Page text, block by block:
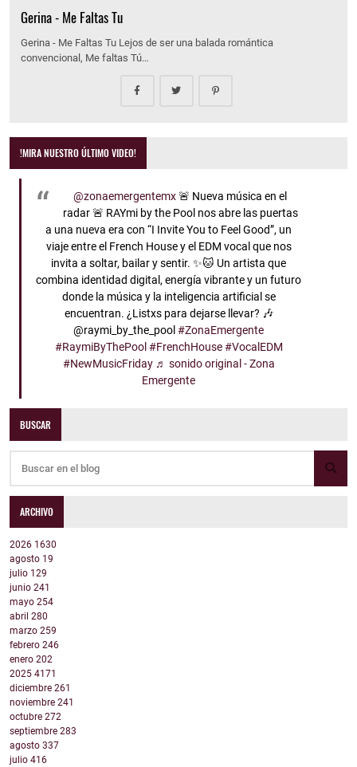
Gerina - Me Faltas Tu
Gerina - Me Faltas Tu Lejos de ser una balada romántica
convencional, Me faltas Tú…
!MIRA NUESTRO ÚLTIMO VIDEO!
@zonaemergentemx🚨 Nueva música en el
radar 🚨 RAYmi by the Pool nos abre las puertas
a una nueva era con “I Invite You to Feel Good”, un
viaje entre el French House y el EDM vocal que nos
invita a soltar, bailar y sentir. ✨🐱 Un artista que
combina identidad digital, energía vibrante y un futuro
donde la música y la inteligencia artificial se
encuentran. ¿Listxs para dejarse llevar? 🎶
@raymi_by_the_pool#ZonaEmergente
#RaymiByThePool #FrenchHouse #VocalEDM
#NewMusicFriday ♬ sonido original - Zona
Emergente
BUSCAR
ARCHIVO
2026 1630
agosto 19
julio 129
junio 241
mayo 254
abril 280
marzo 259
febrero 246
enero 202
2025 4171
diciembre 261
noviembre 241
octubre 272
septiembre 283
agosto 337
julio 416